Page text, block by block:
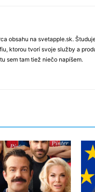
obsahu na svetapple.sk.
ktorou tvorí svoje služby a
sem tam tiež niečo napíšem.